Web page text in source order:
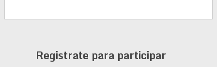
Registrate para participar